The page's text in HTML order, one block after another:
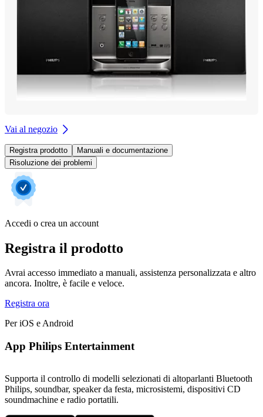
Vai al negozio
Registra prodotto
Manuali e documentazione
Risoluzione dei problemi
Accedi o crea un account
Registra il prodotto
Avrai accesso immediato a manuali, assistenza personalizzata e altro
ancora. Inoltre, è facile e veloce.
Registra ora
Per iOS e Android
App Philips Entertainment
Supporta il controllo di modelli selezionati di altoparlanti Bluetooth
Philips, soundbar, speaker da festa, microsistemi, dispositivi CD
soundmachine e radio portatili.